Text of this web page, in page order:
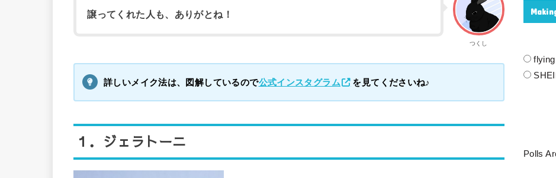
つくし
譲ってくれた人も、ありがとね！
詳しいメイク法は、図解しているので公式インスタグラム を見てくださいね♪
１．ジェラトーニ
Polls